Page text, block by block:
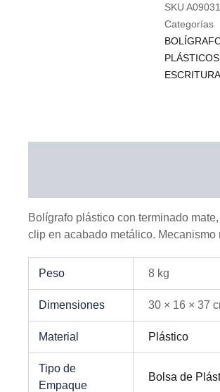
SKU
Categorías
PLÁSTICOS
ESCRITURA
Bolígrafo plástico con terminado
clip en acabado metálico. Mecanismo
Peso 8 kg
Dimensiones 30 × 16 × 37
Material Plástico
Tipo de
Empaque
Bolsa de